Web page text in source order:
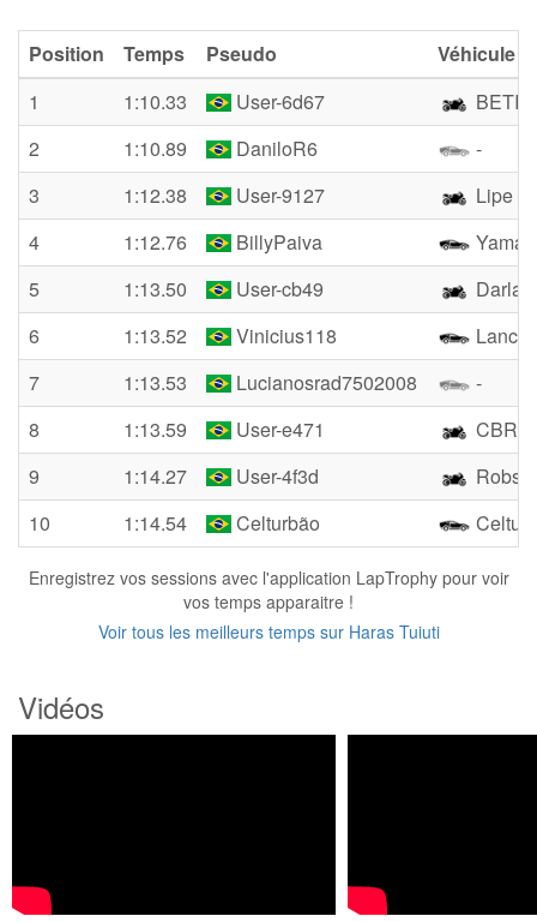
Position Temps Pseudo
Véhicule
1
1:10.33 User-6d67
2
1:10.89 DaniloR6
-
3
1:12.38 User-9127
Lipe
4
1:12.76 BillyPaiva
5
1:13.50 User-cb49
6
1:13.52 Vinicius118
Lancer
7
1:13.53 Lucianosrad7502008
-
8
1:13.59 User-e471
CBR
9
1:14.27 User-4f3d
10
1:14.54 Celturbão
Enregistrez vos sessions avec l'application LapTrophy pour voir
vos temps apparaitre !
Voir tous les meilleurs temps sur Haras Tuiuti
Vidéos